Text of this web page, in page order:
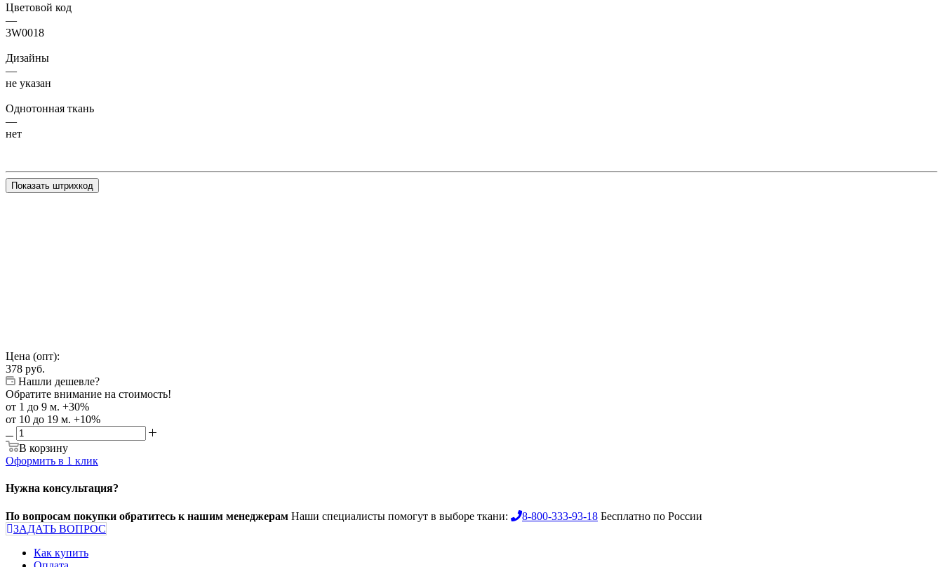
Цветовой код
—
3W0018
Дизайны
—
не указан
Однотонная ткань
—
нет
Показать штрихкод
Цена (опт):
378 руб.
Нашли дешевле?
Обратите внимание на стоимость!
от 1 до 9 м. +30%
от 10 до 19 м. +10%
В корзину
Оформить в 1 клик
Нужна консультация?
По вопросам покупки обратитесь к нашим менеджерам Наши специалисты помогут в выборе ткани: 8-800-333-93-18 Бесплатно по России
ЗАДАТЬ ВОПРОС
Как купить